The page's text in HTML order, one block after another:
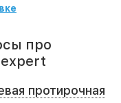
про
протирочная